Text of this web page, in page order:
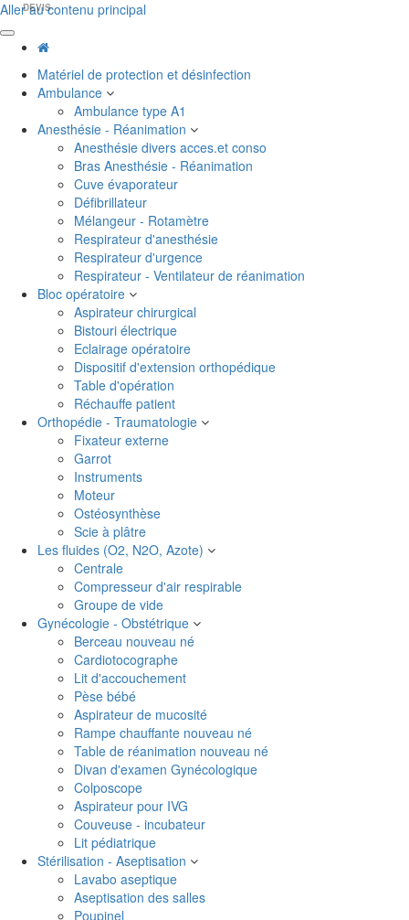
Aller au contenu principal
Matériel de protection et désinfection
Ambulance
Ambulance type A1
Anesthésie - Réanimation
Anesthésie divers acces.et conso
Bras Anesthésie - Réanimation
Cuve évaporateur
Défibrillateur
Mélangeur - Rotamètre
Respirateur d'anesthésie
Respirateur d'urgence
Respirateur - Ventilateur de réanimation
Bloc opératoire
Aspirateur chirurgical
Bistouri électrique
Eclairage opératoire
Dispositif d'extension orthopédique
Table d'opération
Réchauffe patient
Orthopédie - Traumatologie
Fixateur externe
Garrot
Instruments
Moteur
Ostéosynthèse
Scie à plâtre
Les fluides (O2, N2O, Azote)
Centrale
Compresseur d'air respirable
Groupe de vide
Gynécologie - Obstétrique
Berceau nouveau né
Cardiotocographe
Lit d'accouchement
Pèse bébé
Aspirateur de mucosité
Rampe chauffante nouveau né
Table de réanimation nouveau né
Divan d'examen Gynécologique
Colposcope
Aspirateur pour IVG
Couveuse - incubateur
Lit pédiatrique
Stérilisation - Aseptisation
Lavabo aseptique
Aseptisation des salles
Poupinel
DEVIS